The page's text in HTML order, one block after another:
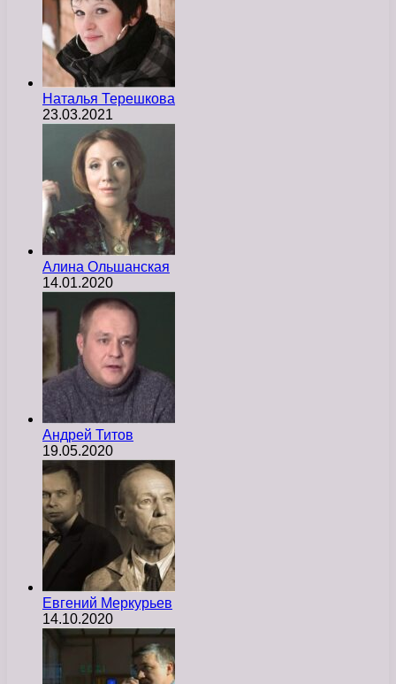
Наталья Терешкова
23.03.2021
Алина Ольшанская
14.01.2020
Андрей Титов
19.05.2020
Евгений Меркурьев
14.10.2020